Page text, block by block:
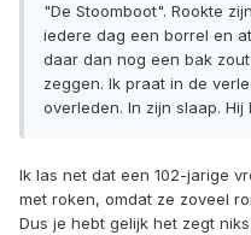
"De Stoomboot". Rookte
iedere dag een borrel en
daar dan nog een bak
zeggen. Ik praat in de
overleden. In zijn slaap.
Ik las net dat een 102-jarige
met roken, omdat ze zoveel
Dus je hebt gelijk het zegt